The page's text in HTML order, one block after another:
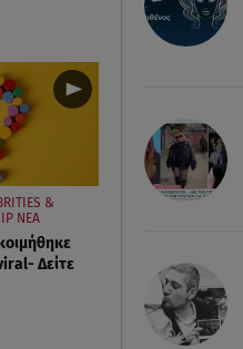
&
ΝΕΑ
Δείτε